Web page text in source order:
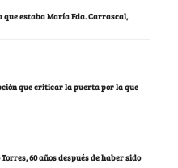
que estaba María Fda. Carrascal,
que criticar la puerta por la que
60 años después de haber sido